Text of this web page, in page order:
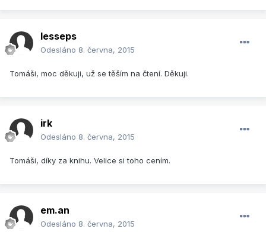
lesseps
Odesláno 8. června, 2015
Tomáši, moc děkuji, už se těším na čtení. Děkuji.
irk
Odesláno 8. června, 2015
Tomáši, díky za knihu. Velice si toho cením.
em.an
Odesláno 8. června, 2015